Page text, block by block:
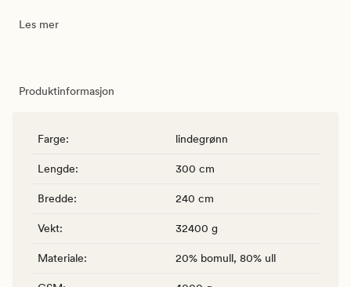
Les mer
Produktinformasjon
Farge: lindegrønn
Lengde: 300 cm
Bredde: 240 cm
Vekt: 32400 g
Materiale: 20% bomull, 80% ull